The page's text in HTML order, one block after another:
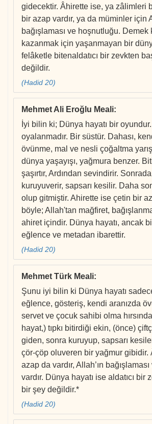
gidecektir. Âhirette ise, ya zâlimleri
bir azap vardır, ya da müminler için
bağışlaması ve hoşnutluğu. Demek
kazanmak için yaşanmayan bir
felâketle bitenaldatıcı bir zevkten
değildir.
(Hadid 20)
Mehmet Ali Eroğlu Meali:
İyi bilin ki; Dünya hayatı bir
oyalanmadır. Bir süstür. Dahası,
övünme, mal ve nesli çoğaltma
dünya yaşayışı, yağmura benzer.
şaşırtır, Ardından sevindirir.
kuruyuverir, sapsarı kesilir. Daha
olup gitmiştir. Ahirette ise çetin bir
böyle; Allah'tan mağfiret,
ahiret içindir. Dünya hayatı, ancak
eğlence ve metadan ibarettir.
(Hadid 20)
Mehmet Türk Meali:
Şunu iyi bilin ki Dünya hayatı
eğlence, gösteriş, kendi aranızda
servet ve çocuk sahibi olma
hayat,) tıpkı bitirdiği ekin, (önce)
giden, sonra kuruyup, sapsarı
çör-çöp oluveren bir yağmur gibidir.
azap da vardır, Allah’ın bağışlaması
vardır. Dünya hayatı ise aldatıcı bir
bir şey değildir.*
(Hadid 20)